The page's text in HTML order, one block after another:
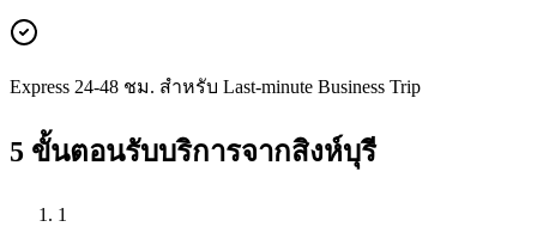
Express 24-48 ชม. สำหรับ Last-minute Business Trip
5 ขั้นตอนรับบริการจากสิงห์บุรี
1